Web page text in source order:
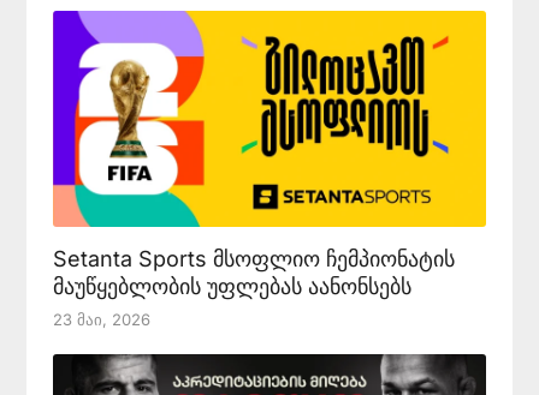
Setanta Sports მსოფლიო ჩემპიონატის
მაუწყებლობის უფლებას აანონსებს
23 Მაი, 2026